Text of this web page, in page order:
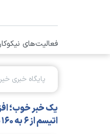
فعالیت‌های
پایگاه خبری
یک خبر خوب؛
اتیسم از ۶ به ۱۶۰ میلیارد تومان